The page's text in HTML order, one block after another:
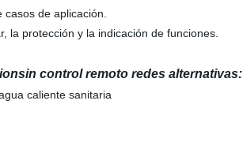
de aplicación.
la protección y la indicación de funciones.
control remoto redes alternativas:
caliente sanitaria